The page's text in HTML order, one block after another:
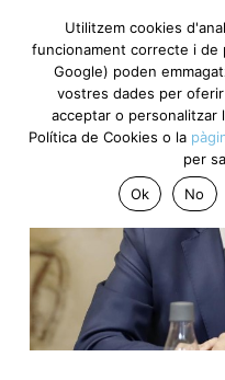
Utilitzem cookies
funcionament correcte i
(inclòs Google) poden
les vostres dades per
acceptar o personalitzar
Política de Cookies o la
Googleper
Ok
No